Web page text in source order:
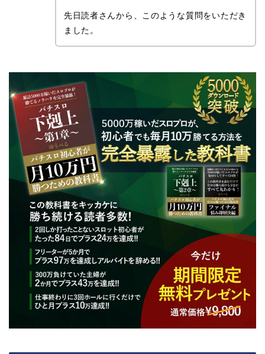
先日読者さんから、このような質問をいただき
ました。